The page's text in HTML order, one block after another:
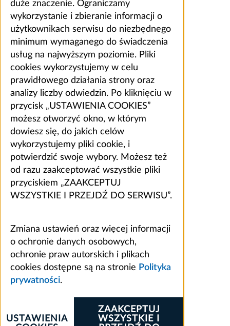
duże znaczenie. Ograniczamy
wykorzystanie i zbieranie informacji o
użytkownikach serwisu do niezbędnego
minimum wymaganego do świadczenia
usług na najwyższym poziomie. Pliki
cookies wykorzystujemy w celu
prawidłowego działania strony oraz
analizy liczby odwiedzin. Po kliknięciu w
przycisk „USTAWIENIA COOKIES”
możesz otworzyć okno, w którym
dowiesz się, do jakich celów
wykorzystujemy pliki cookie, i
potwierdzić swoje wybory. Możesz też
od razu zaakceptować wszystkie pliki
przyciskiem „ZAAKCEPTUJ
WSZYSTKIE I PRZEJDŹ DO SERWISU”.
Zmiana ustawień oraz więcej informacji
o ochronie danych osobowych,
ochronie praw autorskich i plikach
cookies dostępne są na stronie Polityka
prywatności.
ZAAKCEPTUJ
WSZYSTKIE I
USTAWIENIA